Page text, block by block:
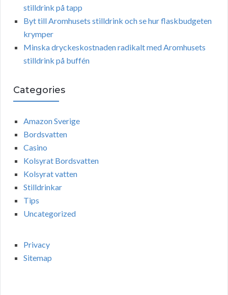
stilldrink på tapp
Byt till Aromhusets stilldrink och se hur flaskbudgeten
krymper
Minska dryckeskostnaden radikalt med Aromhusets
stilldrink på buffén
Categories
Amazon Sverige
Bordsvatten
Casino
Kolsyrat Bordsvatten
Kolsyrat vatten
Stilldrinkar
Tips
Uncategorized
Privacy
Sitemap